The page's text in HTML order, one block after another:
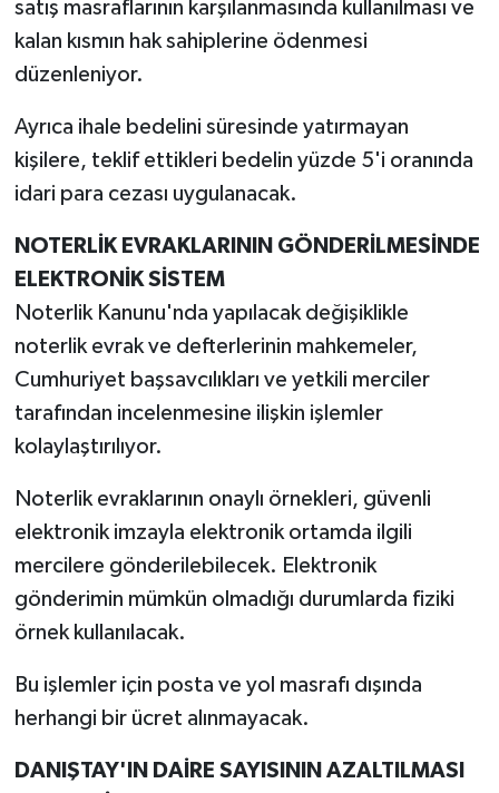
satış masraflarının karşılanmasında kullanılması ve
kalan kısmın hak sahiplerine ödenmesi
düzenleniyor.
Ayrıca ihale bedelini süresinde yatırmayan
kişilere, teklif ettikleri bedelin yüzde 5'i oranında
idari para cezası uygulanacak.
NOTERLİK EVRAKLARININ GÖNDERİLMESİNDE
ELEKTRONİK SİSTEM
Noterlik Kanunu'nda yapılacak değişiklikle
noterlik evrak ve defterlerinin mahkemeler,
Cumhuriyet başsavcılıkları ve yetkili merciler
tarafından incelenmesine ilişkin işlemler
kolaylaştırılıyor.
Noterlik evraklarının onaylı örnekleri, güvenli
elektronik imzayla elektronik ortamda ilgili
mercilere gönderilebilecek. Elektronik
gönderimin mümkün olmadığı durumlarda fiziki
örnek kullanılacak.
Bu işlemler için posta ve yol masrafı dışında
herhangi bir ücret alınmayacak.
DANIŞTAY'IN DAİRE SAYISININ AZALTILMASI